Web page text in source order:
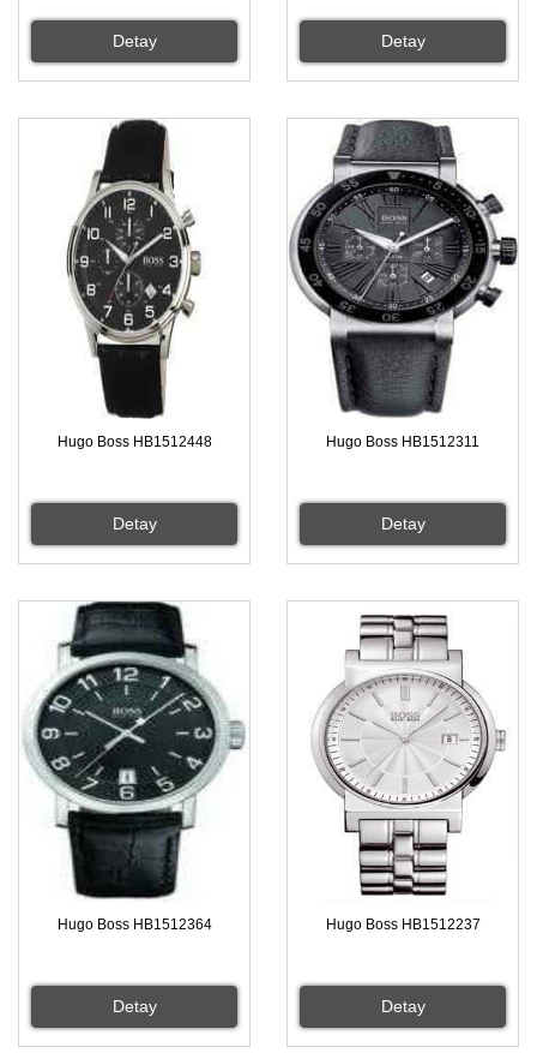
Detay Detay
Hugo Boss HB1512448
Detay
Hugo Boss HB1512311
Detay
Hugo Boss HB1512364
Detay
Hugo Boss HB1512237
Detay